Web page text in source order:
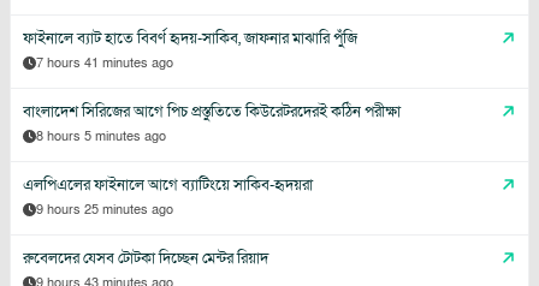
ফাইনালে ব্যাট হাতে বিবর্ণ হৃদয়-সাকিব, জাফনার মাঝারি পুঁজি
7 hours 41 minutes ago
বাংলাদেশ সিরিজের আগে পিচ প্রস্তুতিতে কিউরেটরদেরই কঠিন পরীক্ষা
8 hours 5 minutes ago
এলপিএলের ফাইনালে আগে ব্যাটিংয়ে সাকিব-হৃদয়রা
9 hours 25 minutes ago
রুবেলদের যেসব টোটকা দিচ্ছেন মেন্টর রিয়াদ